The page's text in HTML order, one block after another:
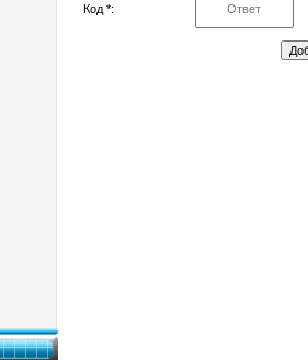
Код *: